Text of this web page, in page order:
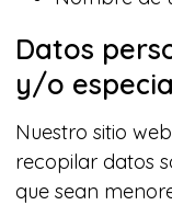
Datos
y/o
Nuestro sitio
recopilar datos
que sean